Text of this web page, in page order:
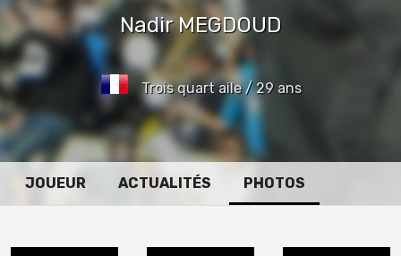
NadirMEGDOUD
Trois quart aile / 29 ans
JOUEUR ACTUALITÉS PHOTOS